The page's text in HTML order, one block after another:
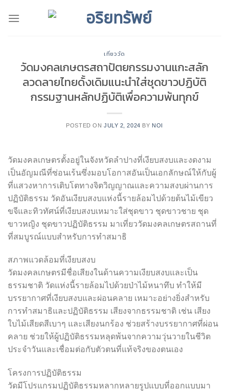
เที่ยววัด
วัดมงคลเกษตรสถาปัตยกรรมงานแกะสลัก
ลวดลายไทยดั้งเดิมแนะนำใส่ชุดขาวปฏิบัติ
กรรมฐานหลักปฏิบัติเพื่อความพ้นทุกข์
POSTED ON JULY 2, 2024 BY NOI
วัดมงคลเกษตรตั้งอยู่ในจังหวัดลำปางที่เงียบสงบและงดงาม
เป็นอัญมณีที่ซ่อนเร้นซึ่งมอบโอกาสอันเป็นเอกลักษณ์ให้กับผู้
ที่แสวงหาการเติบโตทางจิตวิญญาณและความสงบผ่านการ
ปฏิบัติธรรม วัดอันเงียบสงบแห่งนี้รายล้อมไปด้วยต้นไม้เขียว
ขจีและทิวทัศน์ที่เงียบสงบเหมาะใส่ชุดขาว ชุดขาวชาย ชุด
ขาวหญิง ชุดขาวปฏิบัติธรรม มาเที่ยววัดมงคลเกษตรสถานที่
ที่สมบูรณ์แบบสำหรับการทำสมาธิ
สภาพแวดล้อมที่เงียบสงบ
วัดมงคลเกษตรมีชื่อเสียงในด้านความเงียบสงบและเป็น
ธรรมชาติ วัดแห่งนี้รายล้อมไปด้วยป่าไม้หนาทึบ ทำให้มี
บรรยากาศที่เงียบสงบและผ่อนคลาย เหมาะอย่างยิ่งสำหรับ
การทำสมาธิและปฏิบัติธรรม เสียงจากธรรมชาติ เช่น เสียง
ใบไม้เสียดสีเบาๆ และเสียงนกร้อง ช่วยสร้างบรรยากาศที่ผ่อน
คลาย ช่วยให้ผู้ปฏิบัติธรรมหลุดพ้นจากความวุ่นวายในชีวิต
ประจำวันและเชื่อมต่อกับตัวตนที่แท้จริงของตนเอง
โครงการปฏิบัติธรรม
วัดมีโปรแกรมปฏิบัติธรรมหลากหลายรูปแบบที่ออกแบบมา